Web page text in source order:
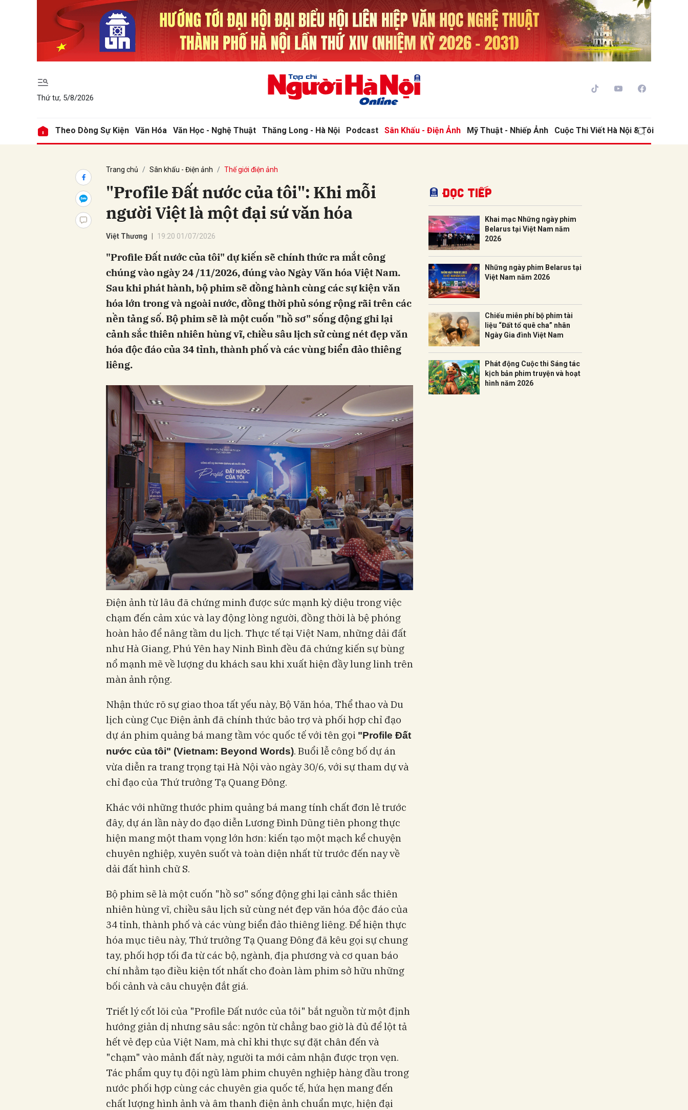
Thứ tư, 5/8/2026
Theo Dòng Sự Kiện Văn Hóa Văn Học - Nghệ Thuật Thăng Long - Hà Nội Podcast Sân Khấu - Điện Ảnh Mỹ Thuật - Nhiếp Ảnh Cuộc Thi Viết Hà Nội & Tôi
Trang chủ Sân khấu - Điện ảnh Thế giới điện ảnh
"Profile Đất nước của tôi": Khi mỗi
người Việt là một đại sứ văn hóa
Việt Thương 19:20 01/07/2026
"Profile Đất nước của tôi" dự kiến sẽ chính thức ra mắt công
chúng vào ngày 24 /11/2026, đúng vào Ngày Văn hóa Việt Nam.
Sau khi phát hành, bộ phim sẽ đồng hành cùng các sự kiện văn
hóa lớn trong và ngoài nước, đồng thời phủ sóng rộng rãi trên các
nền tảng số. Bộ phim sẽ là một cuốn "hồ sơ" sống động ghi lại
cảnh sắc thiên nhiên hùng vĩ, chiều sâu lịch sử cùng nét đẹp văn
hóa độc đáo của 34 tỉnh, thành phố và các vùng biển đảo thiêng
liêng.
Điện ảnh từ lâu đã chứng minh được sức mạnh kỳ diệu trong việc
chạm đến cảm xúc và lay động lòng người, đồng thời là bệ phóng
hoàn hảo để nâng tầm du lịch. Thực tế tại Việt Nam, những dải đất
như Hà Giang, Phú Yên hay Ninh Bình đều đã chứng kiến sự bùng
nổ mạnh mẽ về lượng du khách sau khi xuất hiện đầy lung linh trên
màn ảnh rộng.
Nhận thức rõ sự giao thoa tất yếu này, Bộ Văn hóa, Thể thao và Du
lịch cùng Cục Điện ảnh đã chính thức bảo trợ và phối hợp chỉ đạo
dự án phim quảng bá mang tầm vóc quốc tế với tên gọi "Profile Đất
nước của tôi" (Vietnam: Beyond Words). Buổi lễ công bố dự án
vừa diễn ra trang trọng tại Hà Nội vào ngày 30/6, với sự tham dự và
chỉ đạo của Thứ trưởng Tạ Quang Đông.
Khác với những thước phim quảng bá mang tính chất đơn lẻ trước
đây, dự án lần này do đạo diễn Lương Đình Dũng tiên phong thực
hiện mang một tham vọng lớn hơn: kiến tạo một mạch kể chuyện
chuyên nghiệp, xuyên suốt và toàn diện nhất từ trước đến nay về
dải đất hình chữ S.
Bộ phim sẽ là một cuốn "hồ sơ" sống động ghi lại cảnh sắc thiên
nhiên hùng vĩ, chiều sâu lịch sử cùng nét đẹp văn hóa độc đáo của
34 tỉnh, thành phố và các vùng biển đảo thiêng liêng. Để hiện thực
hóa mục tiêu này, Thứ trưởng Tạ Quang Đông đã kêu gọi sự chung
tay, phối hợp tối đa từ các bộ, ngành, địa phương và cơ quan báo
chí nhằm tạo điều kiện tốt nhất cho đoàn làm phim sở hữu những
bối cảnh và câu chuyện đắt giá.
Triết lý cốt lõi của "Profile Đất nước của tôi" bắt nguồn từ một định
hướng giản dị nhưng sâu sắc: ngôn từ chẳng bao giờ là đủ để lột tả
hết vẻ đẹp của Việt Nam, mà chỉ khi thực sự đặt chân đến và
"chạm" vào mảnh đất này, người ta mới cảm nhận được trọn vẹn.
Tác phẩm quy tụ đội ngũ làm phim chuyên nghiệp hàng đầu trong
nước phối hợp cùng các chuyên gia quốc tế, hứa hẹn mang đến
chất lượng hình ảnh và âm thanh điện ảnh chuẩn mực, hiện đại
Đọc tiếp
Khai mạc Những ngày phim
Belarus tại Việt Nam năm
2026
Những ngày phim Belarus tại
Việt Nam năm 2026
Chiếu miễn phí bộ phim tài
liệu “Đất tổ quê cha” nhân
Ngày Gia đình Việt Nam
Phát động Cuộc thi Sáng tác
kịch bản phim truyện và hoạt
hình năm 2026
Gửi bình luận